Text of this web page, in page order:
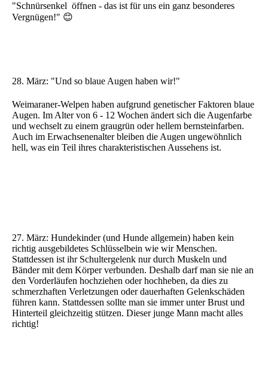
"Schnürsenkel öffnen - das ist für uns ein ganz besonderes
Vergnügen!" 😊
28. März: "Und so blaue Augen haben wir!"
Weimaraner-Welpen haben aufgrund genetischer Faktoren blaue
Augen. Im Alter von 6 - 12 Wochen ändert sich die Augenfarbe
und wechselt zu einem graugrün oder hellem bernsteinfarben.
Auch im Erwachsenenalter bleiben die Augen ungewöhnlich
hell, was ein Teil ihres charakteristischen Aussehens ist.
27. März: Hundekinder (und Hunde allgemein) haben kein
richtig ausgebildetes Schlüsselbein wie wir Menschen.
Stattdessen ist ihr Schultergelenk nur durch Muskeln und
Bänder mit dem Körper verbunden. Deshalb darf man sie nie an
den Vorderläufen hochziehen oder hochheben, da dies zu
schmerzhaften Verletzungen oder dauerhaften Gelenkschäden
führen kann. Stattdessen sollte man sie immer unter Brust und
Hinterteil gleichzeitig stützen. Dieser junge Mann macht alles
richtig!